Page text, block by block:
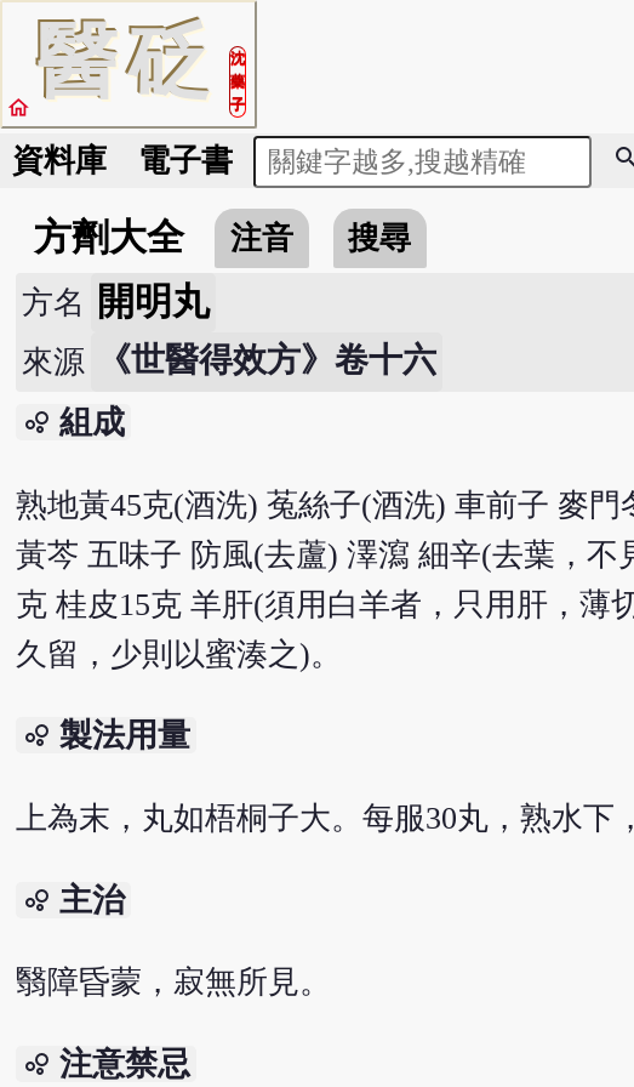
醫砭
沈
藥
子
home
資料庫 電子書
方劑大全 注音 搜尋
方名 開明丸
來源 《世醫得效方》卷十六
bubble_chart 組成
熟地黃45克(酒洗) 菟絲子(酒洗) 車前子 麥
黃芩 五味子 防風(去蘆) 澤瀉 細辛(去葉，
克 桂皮15克 羊肝(須用白羊者，只用肝，薄
久留，少則以蜜湊之)。
bubble_chart 製法用量
上為末，丸如梧桐子大。每服30丸，熟水下
bubble_chart 主治
翳障昏蒙，寂無所見。
bubble_chart 注意禁忌